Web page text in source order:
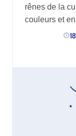
rênes de la
couleurs et